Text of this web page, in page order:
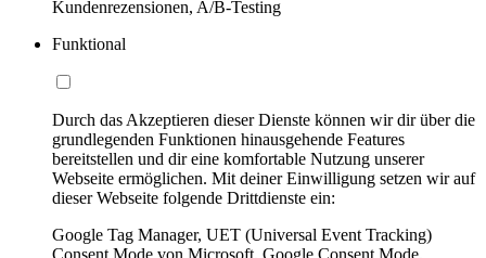
Kundenrezensionen, A/B-Testing
Funktional
Durch das Akzeptieren dieser Dienste können wir dir über die
grundlegenden Funktionen hinausgehende Features
bereitstellen und dir eine komfortable Nutzung unserer
Webseite ermöglichen. Mit deiner Einwilligung setzen wir auf
dieser Webseite folgende Drittdienste ein:
Google Tag Manager, UET (Universal Event Tracking)
Consent Mode von Microsoft, Google Consent Mode,